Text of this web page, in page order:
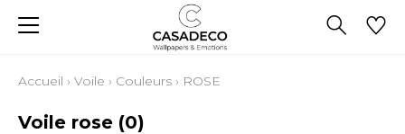
Accueil › Voile › Couleurs › ROSE
Voile rose (0)